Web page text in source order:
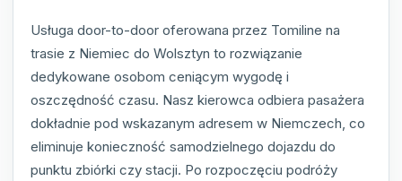
Usługa door-to-door oferowana przez Tomiline na
trasie z Niemiec do Wolsztyn to rozwiązanie
dedykowane osobom ceniącym wygodę i
oszczędność czasu. Nasz kierowca odbiera pasażera
dokładnie pod wskazanym adresem w Niemczech, co
eliminuje konieczność samodzielnego dojazdu do
punktu zbiórki czy stacji. Po rozpoczęciu podróży